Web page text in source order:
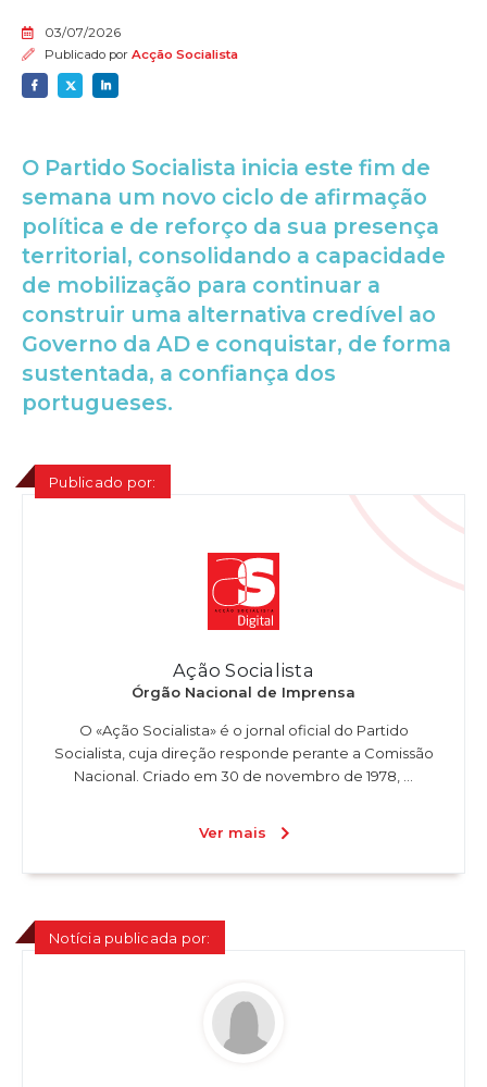
03/07/2026
Publicado por Acção Socialista
O Partido Socialista inicia este fim de
semana um novo ciclo de afirmação
política e de reforço da sua presença
territorial, consolidando a capacidade
de mobilização para continuar a
construir uma alternativa credível ao
Governo da AD e conquistar, de forma
sustentada, a confiança dos
portugueses.
Publicado por:
Ação Socialista
Órgão Nacional de Imprensa
O «Ação Socialista» é o jornal oficial do Partido
Socialista, cuja direção responde perante a Comissão
Nacional. Criado em 30 de novembro de 1978, ...
Ver mais
Notícia publicada por: